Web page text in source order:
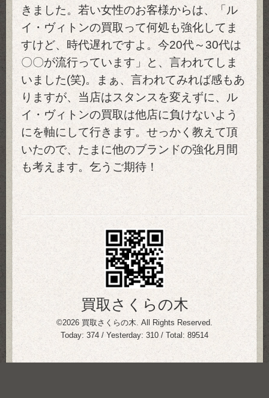
きました。若い女性のお客様からは、「ル
イ・ヴィトンの買取って何処も強化してま
すけど、時代遅れですよ。今20代～30代は
〇〇が流行っています」と、言われてしま
いました(笑)。まぁ、言われてみれば感もあ
りますが、当店はスタンスを変えずに、ル
イ・ヴィトンの買取は他店に負けないよう
にを軸にして行きます。せっかく教えて頂
いたので、たまに他のブランドの強化月間
も考えます。乞うご期待！
買取さくらの木
©2026 買取さくらの木. All Rights Reserved.
Today: 374 / Yesterday: 310 / Total: 89514